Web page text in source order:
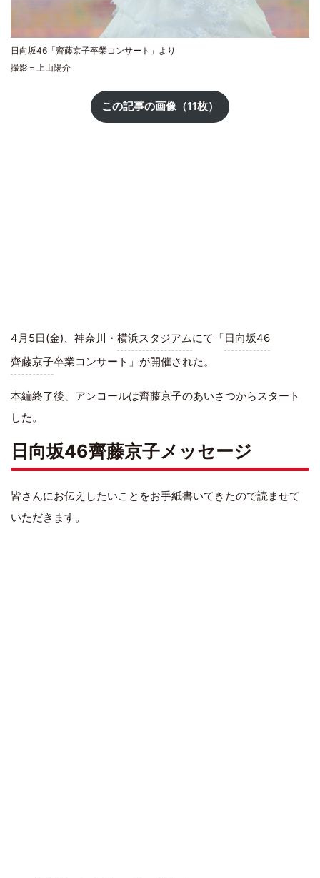
日向坂46「齊藤京子卒業コンサート」より
撮影＝上山陽介
この記事の画像（11枚）
4月5日(金)、神奈川・ 横浜スタジアムにて「日向坂46
齊藤京子卒業コンサート」が開催された。
本編終了後、アンコールは齊藤京子のあいさつからスタート
した。
日向坂46齊藤京子メッセージ
皆さんにお伝えしたいことをお手紙書いてきたので読ませて
いただきます。